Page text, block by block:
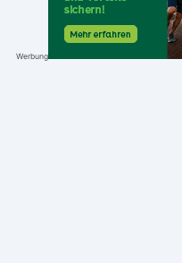
Werbung